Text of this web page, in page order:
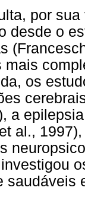
por
desde o
os
a
al.,
saudáveis